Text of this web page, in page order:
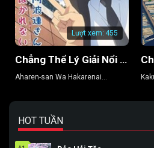
Tập 154 Tập 155
Tập 157 Tập 158
Tập 166
Tập 169
Lượt xem: 455
Chẳng Thể Lý Giải Nổi Aharen-san (Phần 2)
Aharen-san Wa Hakarenai
HOT TUẦN